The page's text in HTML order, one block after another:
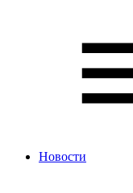
Новости